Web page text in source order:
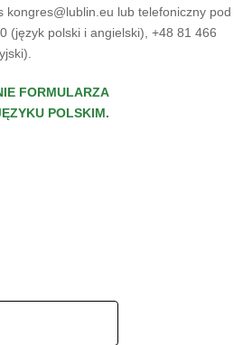
kongres@lublin.eu lub telefoniczny pod
(język polski i angielski), +48 81 466
FORMULARZA
POLSKIM.